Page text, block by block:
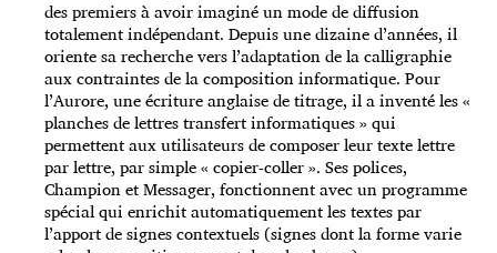
des premiers à avoir imaginé un mode de diffusion
totalement indépendant. Depuis une dizaine d’années, il
oriente sa recherche vers l’adaptation de la calligraphie
aux contraintes de la composition informatique. Pour
l’Aurore, une écriture anglaise de titrage, il a inventé les «
planches de lettres transfert informatiques » qui
permettent aux utilisateurs de composer leur texte lettre
par lettre, par simple « copier-coller ». Ses polices,
Champion et Messager, fonctionnent avec un programme
spécial qui enrichit automatiquement les textes par
l’apport de signes contextuels (signes dont la forme varie